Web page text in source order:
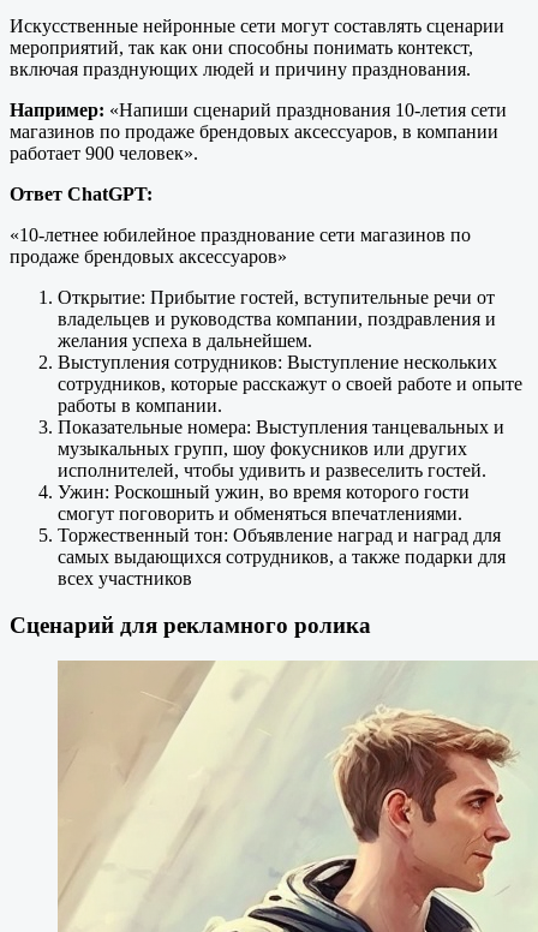
Искусственные нейронные сети могут составлять сценарии
мероприятий, так как они способны понимать контекст,
включая празднующих людей и причину празднования.
Например: «Напиши сценарий празднования 10-летия сети
магазинов по продаже брендовых аксессуаров, в компании
работает 900 человек».
Ответ ChatGPT:
«10-летнее юбилейное празднование сети магазинов по
продаже брендовых аксессуаров»
Открытие: Прибытие гостей, вступительные речи от
владельцев и руководства компании, поздравления и
желания успеха в дальнейшем.
Выступления сотрудников: Выступление нескольких
сотрудников, которые расскажут о своей работе и опыте
работы в компании.
Показательные номера: Выступления танцевальных и
музыкальных групп, шоу фокусников или других
исполнителей, чтобы удивить и развеселить гостей.
Ужин: Роскошный ужин, во время которого гости
смогут поговорить и обменяться впечатлениями.
Торжественный тон: Объявление наград и наград для
самых выдающихся сотрудников, а также подарки для
всех участников
Сценарий для рекламного ролика